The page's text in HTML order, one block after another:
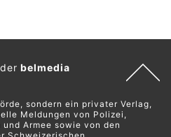
derbelmedia
sondern ein privater Verlag,
Meldungen von Polizei,
Armee sowie von den